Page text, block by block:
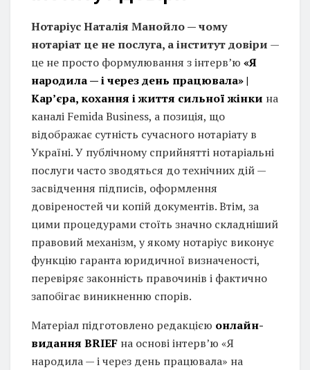
Нотаріус Наталія Манойло — чому
нотаріат це не послуга, а інститут довіри —
це не просто формулювання з інтерв’ю «Я
народила — і через день працювала» |
Кар’єра, кохання і життя сильної жінки на
каналі Femida Business, а позиція, що
відображає сутність сучасного нотаріату в
Україні. У публічному сприйнятті нотаріальні
послуги часто зводяться до технічних дій —
засвідчення підписів, оформлення
довіреностей чи копій документів. Втім, за
цими процедурами стоїть значно складніший
правовий механізм, у якому нотаріус виконує
функцію гаранта юридичної визначеності,
перевіряє законність правочинів і фактично
запобігає виникненню спорів.
Матеріал підготовлено редакцією онлайн-
видання BRIEF на основі інтерв’ю «Я
народила — і через день працювала» на